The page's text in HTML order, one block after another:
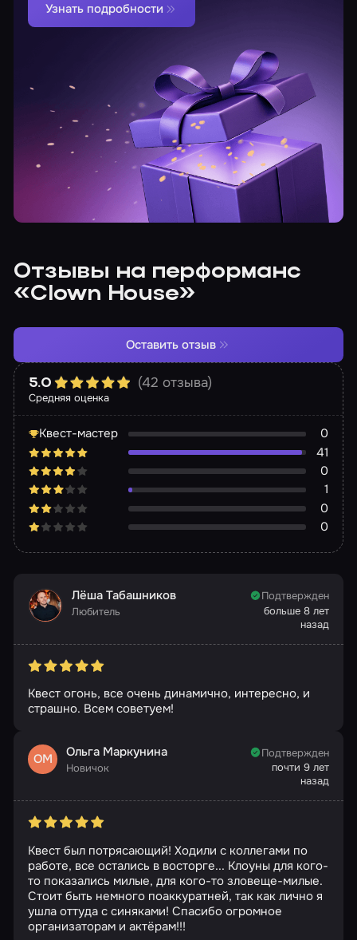
Узнать подробности
Отзывы на перформанс
«Clown House»
Средняя оценка
5.0 (42 отзыва)
Квест-мастер
0
41
0
1
0
0
Оставить отзыв
Лёша Табашников
Любитель
Подтвержден
больше 8 лет
назад
Квест огонь, все очень динамично, интересно, и
страшно. Всем советуем!
ОМ Ольга Маркунина
Новичок
Подтвержден
почти 9 лет
назад
Квест был потрясающий! Ходили с коллегами по
работе, все остались в восторге... Клоуны для кого-
то показались милые, для кого-то зловеще-милые.
Стоит быть немного поаккуратней, так как лично я
ушла оттуда с синяками! Спасибо огромное
организаторам и актёрам!!!